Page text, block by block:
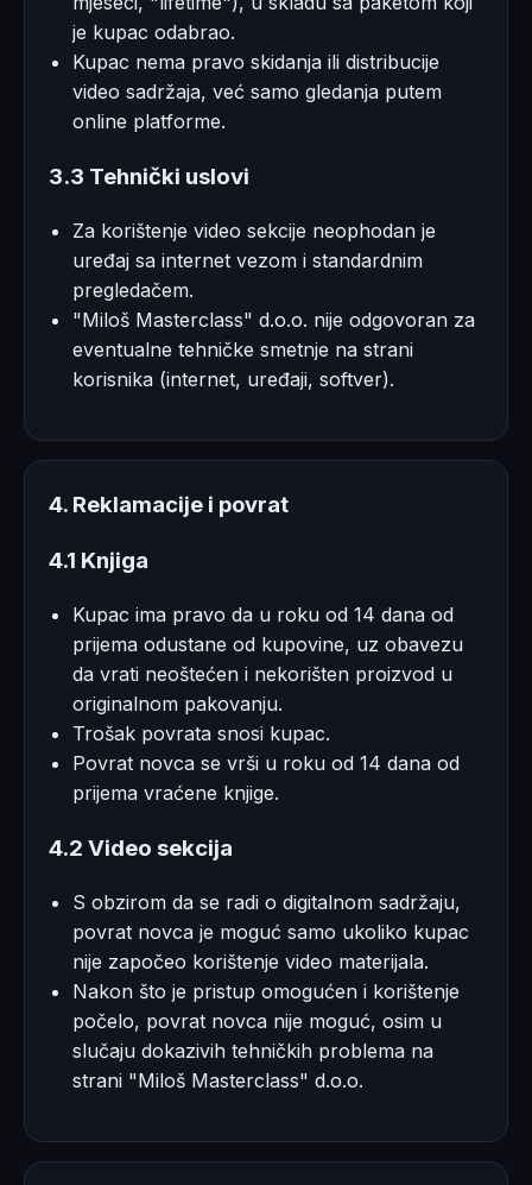
je kupac odabrao.
Kupac nema pravo skidanja ili distribucije
video sadržaja, već samo gledanja putem
online platforme.
3.3 Tehnički uslovi
Za korištenje video sekcije neophodan je
uređaj sa internet vezom i standardnim
pregledačem.
"Miloš Masterclass" d.o.o. nije odgovoran za
eventualne tehničke smetnje na strani
korisnika (internet, uređaji, softver).
4. Reklamacije i povrat
4.1 Knjiga
Kupac ima pravo da u roku od 14 dana od
prijema odustane od kupovine, uz obavezu
da vrati neoštećen i nekorišten proizvod u
originalnom pakovanju.
Trošak povrata snosi kupac.
Povrat novca se vrši u roku od 14 dana od
prijema vraćene knjige.
4.2 Video sekcija
S obzirom da se radi o digitalnom sadržaju,
povrat novca je moguć samo ukoliko kupac
nije započeo korištenje video materijala.
Nakon što je pristup omogućen i korištenje
počelo, povrat novca nije moguć, osim u
slučaju dokazivih tehničkih problema na
strani "Miloš Masterclass" d.o.o.